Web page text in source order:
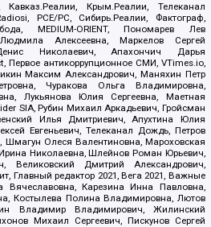
Крым.Реалии, Телеканал
PCE/PC, Сибирь.Реалии, Фактограф,
MEDIUM-ORIENT, Пономарев Лев
Алексеевна, Маркелов Сергей
Николаевич, Апахончич Дарья
Первое антикоррупционное СМИ, VTimes.io,
Максим Александрович, Маняхин Петр
Чуракова Ольга Владимировна,
Лукьянова Юлия Сергеевна, Маетная
SIA, Рубин Михаил Аркадьевич, Гройсман
Илья Дмитриевич, Апухтина Юлия
Евгеньевич, Телеканал Дождь, Петров
Шмагун Олеся Валентиновна, Мароховская
Николаевна, Шлейнов Роман Юрьевич,
Великовский Дмитрий Александрович,
Главный редактор 2021, Вега 2021, Важные
Вячеславовна, Карезина Инна Павловна,
Костылева Полина Владимировна, Лютов
Владимир Владимирович, Жилинский
Михаил Сергеевич, Пискунов Сергей